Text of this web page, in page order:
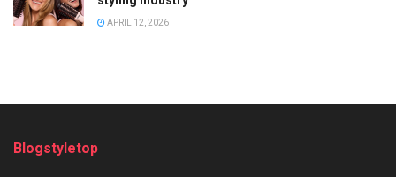
APRIL 12, 2026
Blogstyletop